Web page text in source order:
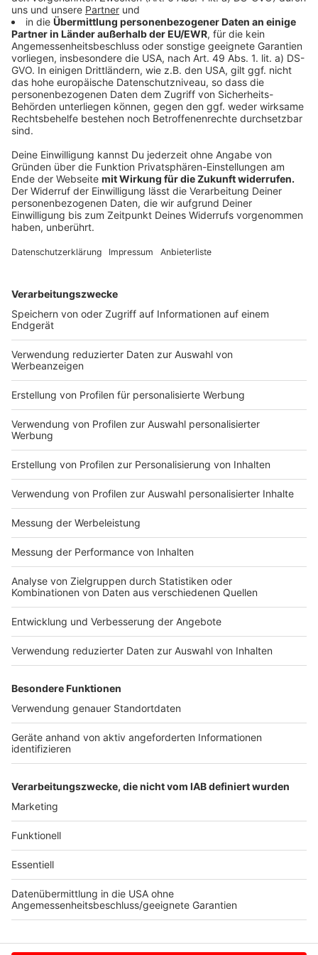
Anzeige
Viele Experten betonen, dass die Grippeimpfung
wichtiger als sonst sein kann. Denn die Influenzawelle
könne damit entschieden abgeschwächt werden. Für
Menschen bestimmter Risikogruppen würde eine
Impfung bedeuten, dass sie ihr geschwächtes
Infektion nicht noch zusätzlich mit einer Influenza-
Erkrankung belasten.
Anzeige
Impfempfehlung für 40 Millionen Deutsche,
Anzeige
Impfungempfehlung gilt, dem auch nachkommen,
wären das nach einer Hochrechnung rund 40 Millionen
Menschen bundesweit. Experten gehen aber davon
aus, dass entsprechend der bisherigen
Erfahrungswerte ausreichend Impfstoff für die neue
Saison vorhanden sein wird. Es werden aber wohl nur
rund 26 Millionen Dosen angeboten. Droht ein
Engpass?
Anzeige
"Wir können derzeit keinen Mangel an Grippeimpfstoff
für die Influenzasaison 2020/21 in Deutschland
erkennen“, sagt Klaus Cichutek, Präsident des Paul-
Hersteller mindestens 21 Millionen Dosen
bereitstellen werden.“ 13,6 Millionen Dosen seien nach
Chargenprüfung bereits für Deutschland freigegeben,
für diese Jahreszeit eine übliche Menge. Das
kommende Influenzasaison sechs Millionen Dosen
Influenza-Impfstoffe beschafft, sagt der Sprecher
Sebastian Gülde. (mit dpa)
Anzeige